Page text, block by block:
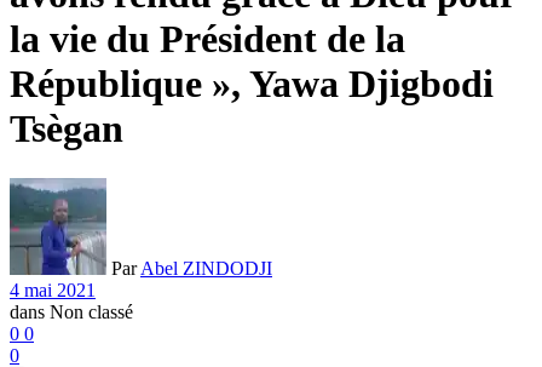
la vie du Président de la
République », Yawa Djigbodi
Tsègan
Par Abel ZINDODJI
4 mai 2021
dans Non classé
0 0
0